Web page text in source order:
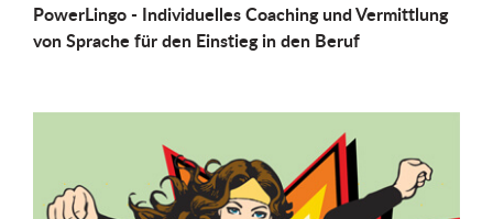
PowerLingo - Individuelles Coaching und Vermittlung
von Sprache für den Einstieg in den Beruf